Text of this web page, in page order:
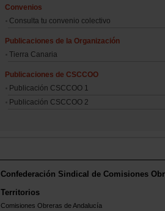
Convenios
Consulta tu convenio colectivo
Publicaciones de la Organización
Tierra Canaria
Publicaciones de CSCCOO
Publicación CSCCOO 1
Publicación CSCCOO 2
Confederación Sindical de Comisiones
Territorios
Comisiones Obreras de Andalucía